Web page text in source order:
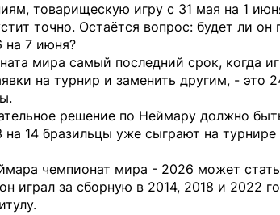
товарищескую игру с 31 мая на 1
точно. Остаётся вопрос: будет ли он
на 7 июня?
мира самый последний срок, когда
на турнир и заменить другим, - это
решение по Неймару должно
на 14 бразильцы уже сыграют на турнире
чемпионат мира - 2026 может стать
играл за сборную в 2014, 2018 и 2022